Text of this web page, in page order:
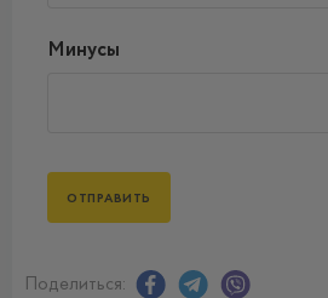
Минусы
Поделиться: